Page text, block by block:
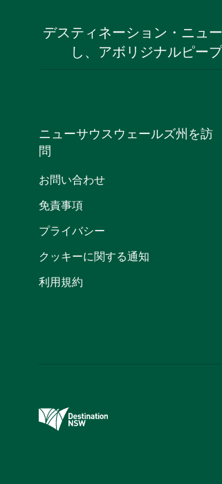
デスティネーション・ニュ
し、アボリジナルピー
ニューサウスウェールズ州を訪
問
お問い合わせ
免責事項
プライバシー
クッキーに関する通知
利用規約